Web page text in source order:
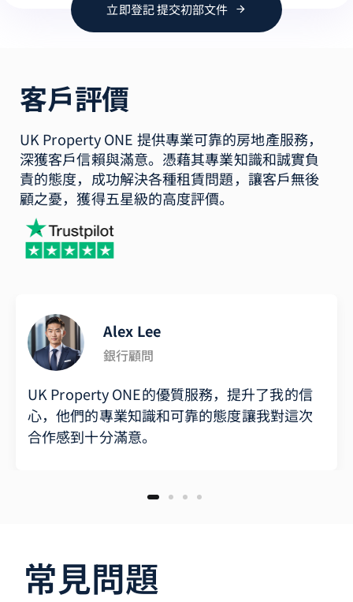
立即登記提交初部文件
客戶評價
UK Property ONE 提供專業可靠的房地產服務，
深獲客戶信賴與滿意。憑藉其專業知識和誠實負
責的態度，成功解決各種租賃問題，讓客戶無後
顧之憂，獲得五星級的高度評價。
UK Property ONE的優質服務，提升了我的信
心，他們的專業知識和可靠的態度讓我對這次
合作感到十分滿意。
Alex Lee
銀行顧問
常見問題